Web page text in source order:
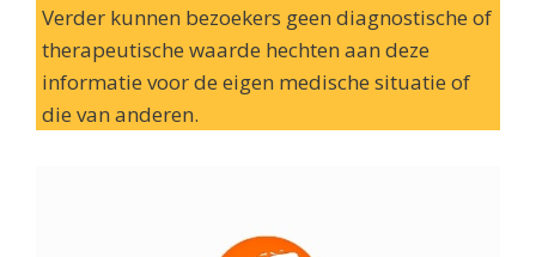
Verder kunnen bezoekers geen diagnostische of
therapeutische waarde hechten aan deze
informatie voor de eigen medische situatie of
die van anderen.